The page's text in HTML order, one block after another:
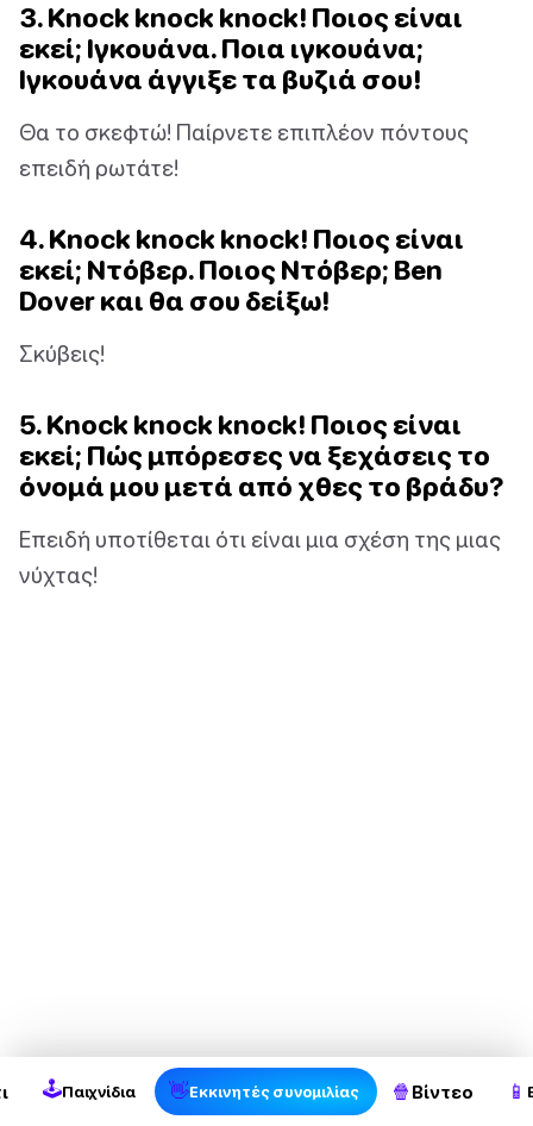
3. Knock knock knock! Ποιος είναι
εκεί; Ιγκουάνα. Ποια ιγκουάνα;
Ιγκουάνα άγγιξε τα βυζιά σου!
Θα το σκεφτώ! Παίρνετε επιπλέον πόντους
επειδή ρωτάτε!
4. Knock knock knock! Ποιος είναι
εκεί; Ντόβερ. Ποιος Ντόβερ; Ben
Dover και θα σου δείξω!
Σκύβεις!
5. Knock knock knock! Ποιος είναι
εκεί; Πώς μπόρεσες να ξεχάσεις το
όνομά μου μετά από χθες το βράδυ?
Επειδή υποτίθεται ότι είναι μια σχέση της μιας
νύχτας!
🕹Παιχνίδια 👋Εκκινητές συνομιλίας 🍿 Βίντεο 📱